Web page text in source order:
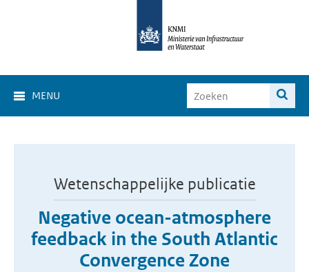
MENU
Wetenschappelijke publicatie
Negative ocean-atmosphere
feedback in the South Atlantic
Convergence Zone